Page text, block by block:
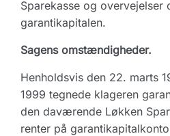
Sparekasse og
garantikapitalen.
Sagens omstændigheder.
Henholdsvis den 22. marts
1999 tegnede klageren
den daværende Løkken
renter på